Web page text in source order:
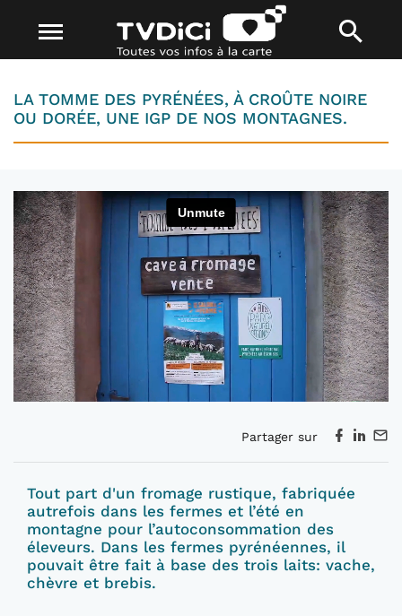
LA TOMME DES PYRÉNÉES, À CROÛTE NOIRE
OU DORÉE, UNE IGP DE NOS MONTAGNES.
Partager sur
Tout part d'un fromage rustique, fabriquée
autrefois dans les fermes et l’été en
montagne pour l’autoconsommation des
éleveurs. Dans les fermes pyrénéennes, il
pouvait être fait à base des trois laits: vache,
chèvre et brebis.